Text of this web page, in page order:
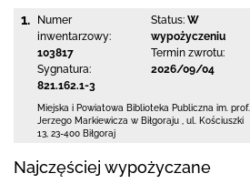
1.
Numer
inwentarzowy:
103817
Sygnatura:
821.162.1-3
Status: W
wypożyczeniu
Termin zwrotu:
2026/09/04
Miejska i Powiatowa Biblioteka Publiczna im. prof.
Jerzego Markiewicza w Biłgoraju
ul. Kościuszki
13 23-400 Biłgoraj
Najczęściej wypożyczane